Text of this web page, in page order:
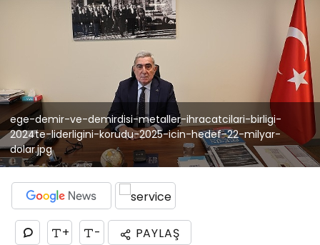
ege-demir-ve-demirdisi-metaller-ihracatcilari-birligi-
2024te-liderligini-korudu-2025-icin-hedef-22-milyar-
dolar.jpg
+ - PAYLAŞ